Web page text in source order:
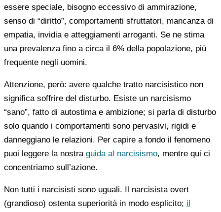
essere speciale, bisogno eccessivo di ammirazione,
senso di “diritto”, comportamenti sfruttatori, mancanza di
empatia, invidia e atteggiamenti arroganti. Se ne stima
una prevalenza fino a circa il 6% della popolazione, più
frequente negli uomini.
Attenzione, però: avere qualche tratto narcisistico non
significa soffrire del disturbo. Esiste un narcisismo
“sano”, fatto di autostima e ambizione; si parla di disturbo
solo quando i comportamenti sono pervasivi, rigidi e
danneggiano le relazioni. Per capire a fondo il fenomeno
puoi leggere la nostra guida al narcisismo, mentre qui ci
concentriamo sull’azione.
Non tutti i narcisisti sono uguali. Il narcisista overt
(grandioso) ostenta superiorità in modo esplicito; il